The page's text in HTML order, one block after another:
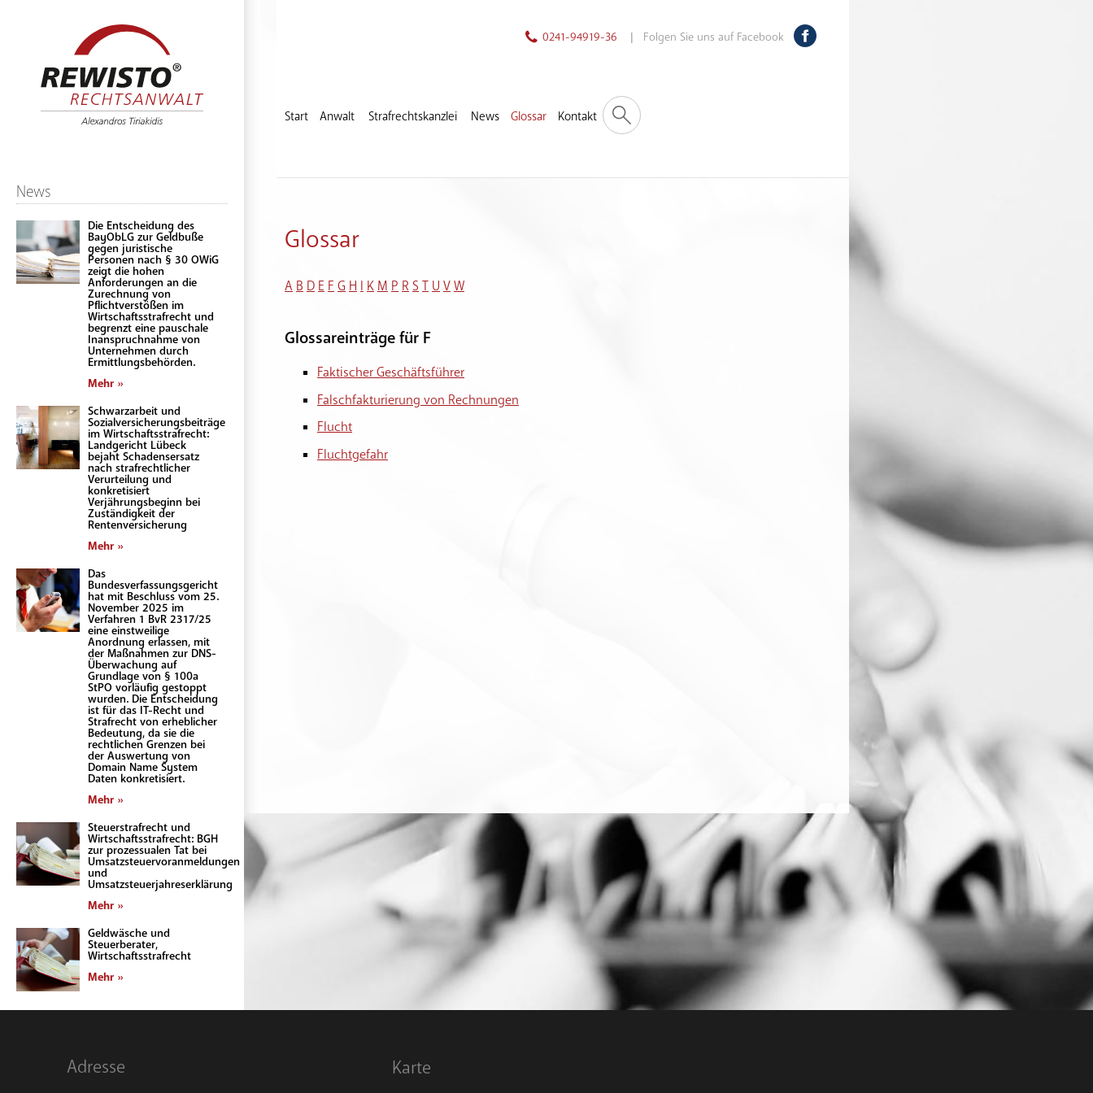
0241-94919-36 | Folgen Sie uns auf Facebook
Start Anwalt Strafrechtskanzlei News Glossar Kontakt
Glossar
A B D E F G H I K M P R S T U VW
Glossareinträge für F
Faktischer Geschäftsführer
Falschfakturierung von Rechnungen
Flucht
Fluchtgefahr
News
Die Entscheidung des
BayObLG zur Geldbuße
gegen juristische
Personen nach § 30 OWiG
zeigt die hohen
Anforderungen an die
Zurechnung von
Pflichtverstößen im
Wirtschaftsstrafrecht und
begrenzt eine pauschale
Inanspruchnahme von
Unternehmen durch
Ermittlungsbehörden.
Mehr »
Schwarzarbeit und
Sozialversicherungsbeiträge
im Wirtschaftsstrafrecht:
Landgericht Lübeck
bejaht Schadensersatz
nach strafrechtlicher
Verurteilung und
konkretisiert
Verjährungsbeginn bei
Zuständigkeit der
Rentenversicherung
Mehr »
Das
Bundesverfassungsgericht
hat mit Beschluss vom 25.
November 2025 im
Verfahren 1 BvR 2317/25
eine einstweilige
Anordnung erlassen, mit
der Maßnahmen zur DNS-
Überwachung auf
Grundlage von § 100a
StPO vorläufig gestoppt
wurden. Die Entscheidung
ist für das IT-Recht und
Strafrecht von erheblicher
Bedeutung, da sie die
rechtlichen Grenzen bei
der Auswertung von
Domain Name System
Daten konkretisiert.
Mehr »
Steuerstrafrecht und
Wirtschaftsstrafrecht: BGH
zur prozessualen Tat bei
Umsatzsteuervoranmeldungen
und
Umsatzsteuerjahreserklärung
Mehr »
Geldwäsche und
Steuerberater,
Wirtschaftsstrafrecht
Mehr »
Adresse Karte